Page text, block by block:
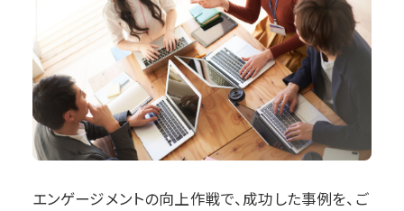
エンゲージメントの向上作戦で、成功した事例を、ご